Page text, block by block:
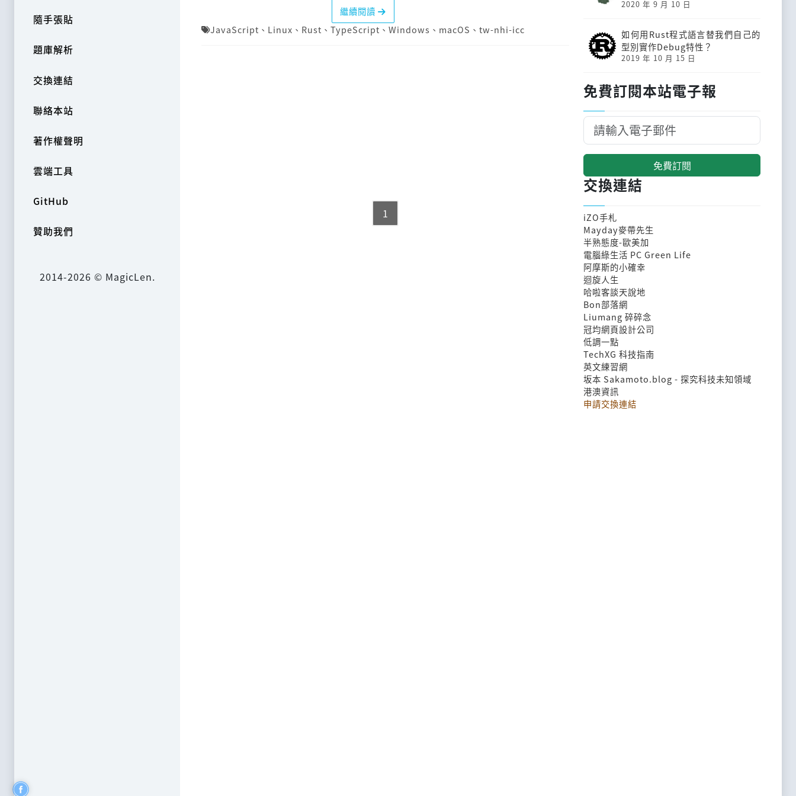
隨手張貼
題庫解析
交換連結
聯絡本站
著作權聲明
雲端工具
GitHub
贊助我們
2014-2026 © MagicLen.
繼續閱讀
JavaScript 、 Linux 、 Rust 、 TypeScript 、 Windows 、 macOS 、 tw-nhi-icc
1
2020 年 9 月 10 日
如何用Rust程式語言替我們自己的
型別實作Debug特性？
2019 年 10 月 15 日
免費訂閱本站電子報
免費訂閱
交換連結
iZO手札
Mayday麥帶先生
半熟態度-歐美加
電腦綠生活 PC Green Life
阿摩斯的小確幸
迴旋人生
哈啦客談天說地
Bon部落網
Liumang 碎碎念
冠均網頁設計公司
低調一點
TechXG 科技指南
英文練習網
坂本 Sakamoto.blog - 探究科技未知領域
港澳資訊
申請交換連結